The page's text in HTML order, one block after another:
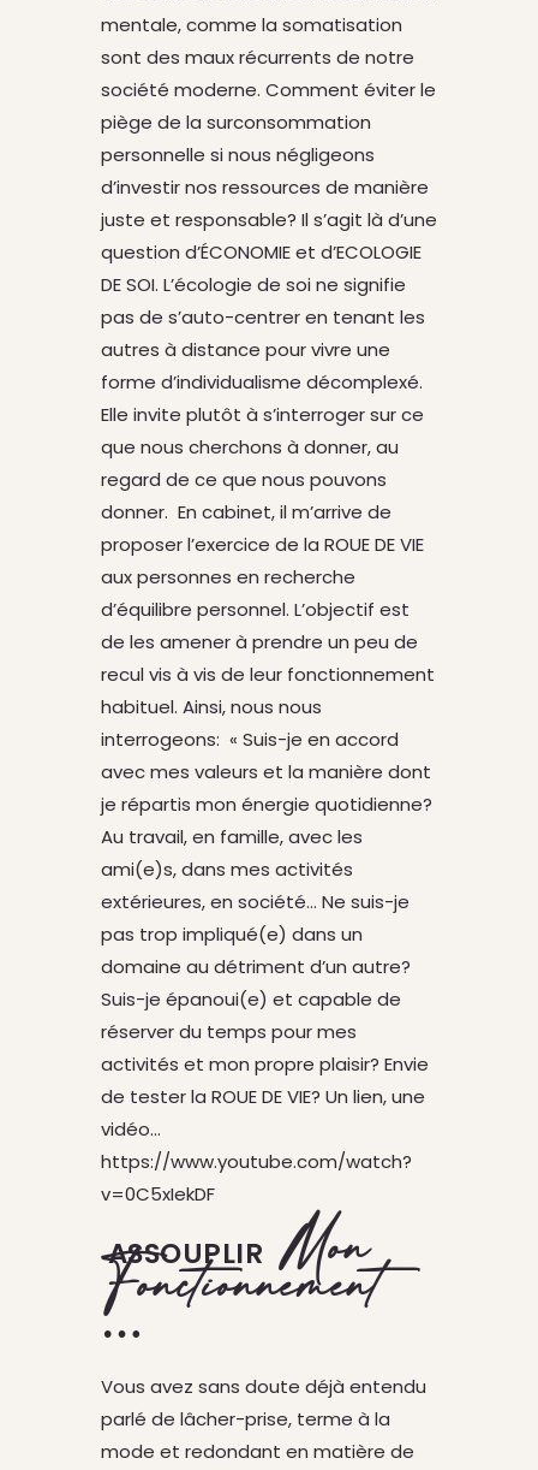
mentale, comme la somatisation
sont des maux récurrents de notre
société moderne. Comment éviter le
piège de la surconsommation
personnelle si nous négligeons
d’investir nos ressources de manière
juste et responsable? Il s’agit là d’une
question d’ÉCONOMIE et d’ECOLOGIE
DE SOI. L’écologie de soi ne signifie
pas de s’auto-centrer en tenant les
autres à distance pour vivre une
forme d’individualisme décomplexé.
Elle invite plutôt à s’interroger sur ce
que nous cherchons à donner, au
regard de ce que nous pouvons
donner. En cabinet, il m’arrive de
proposer l’exercice de la ROUE DE VIE
aux personnes en recherche
d’équilibre personnel. L’objectif est
de les amener à prendre un peu de
recul vis à vis de leur fonctionnement
habituel. Ainsi, nous nous
interrogeons: « Suis-je en accord
avec mes valeurs et la manière dont
je répartis mon énergie quotidienne?
Au travail, en famille, avec les
ami(e)s, dans mes activités
extérieures, en société… Ne suis-je
pas trop impliqué(e) dans un
domaine au détriment d’un autre?
Suis-je épanoui(e) et capable de
réserver du temps pour mes
activités et mon propre plaisir? Envie
de tester la ROUE DE VIE? Un lien, une
vidéo…
https://www.youtube.com/watch?
v=0C5xIekDF
ASSOUPLIR Mon
Fonctionnement
…
Vous avez sans doute déjà entendu
parlé de lâcher-prise, terme à la
mode et redondant en matière de